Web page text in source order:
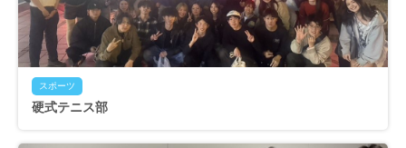
スポーツ
硬式テニス部